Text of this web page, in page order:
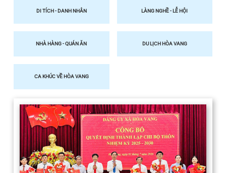
DI TÍCH - DANH NHÂN LÀNG NGHỀ - LỄ HỘI
NHÀ HÀNG - QUÁN ĂN DU LỊCH HÒA VANG
CA KHÚC VỀ HÒA VANG